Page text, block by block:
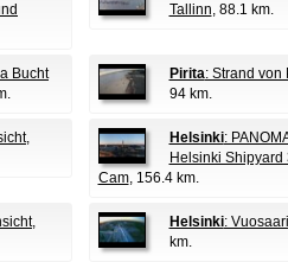
Tallinn, 88.1 km.
Bucht
Pirita: Strand von
94 km.
,
Helsinki:
Helsinki Shipyard
Cam, 156.4 km.
,
Helsinki: Vuosaari
km.